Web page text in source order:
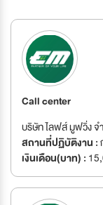
Call center
บริษัท ไลฟส์ มูฟวิ่ง จ
สถานที่ปฏิบัติงาน :
เงินเดือน(บาท) :